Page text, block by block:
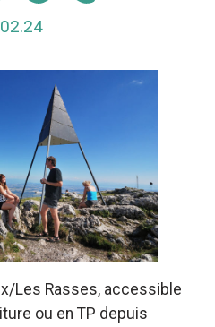
Les Rasses, accessible
ou en TP depuis